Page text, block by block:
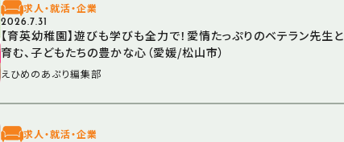
求人・就活・企業
2026.7.31
【育英幼稚園】遊びも学びも全力で！愛情たっぷりのベテラン先生と
育む、子どもたちの豊かな心（愛媛/松山市）
えひめのあぷり編集部
求人・就活・企業